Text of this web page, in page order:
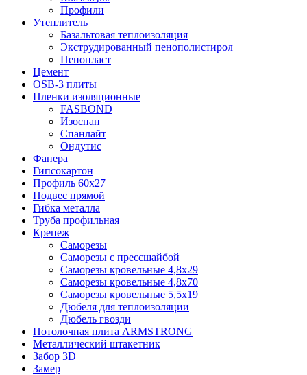
Профили
Утеплитель
Базальтовая теплоизоляция
Экструдированный пенополистирол
Пенопласт
Цемент
OSB-3 плиты
Пленки изоляционные
FASBOND
Изоспан
Спанлайт
Ондутис
Фанера
Гипсокартон
Профиль 60х27
Подвес прямой
Гибка металла
Труба профильная
Крепеж
Саморезы
Саморезы с прессшайбой
Саморезы кровельные 4,8х29
Саморезы кровельные 4,8х70
Саморезы кровельные 5,5х19
Дюбеля для теплоизоляции
Дюбель гвозди
Потолочная плита ARMSTRONG
Металлический штакетник
Забор 3D
Замер